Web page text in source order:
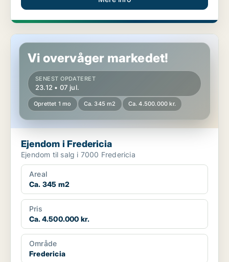
Ejendom i Fredericia
Vi overvåger markedet!
SENEST OPDATERET
23.12 • 07 jul.
Oprettet 1 mo Ca. 345 m2 Ca. 4.500.000 kr.
Ejendom i Fredericia
Ejendom til salg i 7000 Fredericia
Areal
Ca. 345 m2
Pris
Ca. 4.500.000 kr.
Område
Fredericia